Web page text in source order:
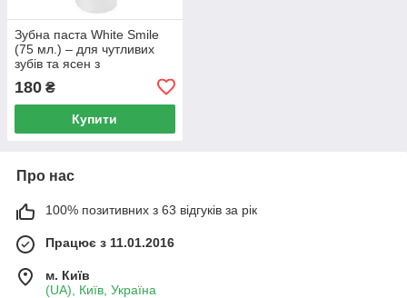
Зубна паста White Smile
(75 мл.) – для чутливих
зубів та ясен з
карієсу.
180 ₴
Купити
Про нас
100% позитивних з 63 відгуків за рік
Працює з 11.01.2016
м. Київ
(UA), Київ, Україна